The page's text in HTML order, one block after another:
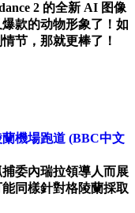
2 的全新 AI 图像
款的动物形象了！如
节，那就更棒了！
機場跑道 (BBC中文
委內瑞拉領導人而展
同樣針對格陵蘭採取